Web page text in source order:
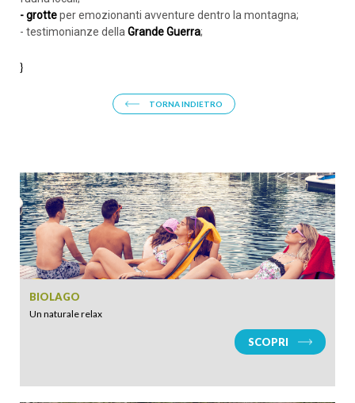
- grotteper emozionanti avventure dentro la montagna;
- testimonianze della Grande Guerra;
}
TORNA INDIETRO
BIOLAGO
Un naturale relax
SCOPRI